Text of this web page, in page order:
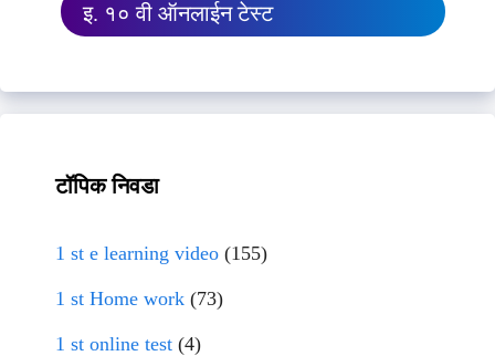
इ. १० वी ऑनलाईन टेस्ट
टॉपिक निवडा
1 st e learning video (155)
1 st Home work (73)
1 st online test (4)